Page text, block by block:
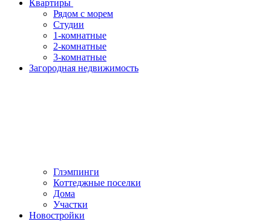
Квартиры
Рядом с морем
Студии
1-комнатные
2-комнатные
3-комнатные
Загородная недвижимость
Глэмпинги
Коттеджные поселки
Дома
Участки
Новостройки